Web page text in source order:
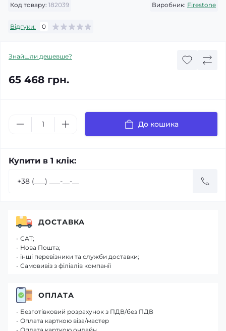
Код товару: 182039 Виробник: Firestone
Відгуки: 0
Знайшли дешевше?
65 468 грн.
До кошика
Купити в 1 клік:
ДОСТАВКА
- САТ;
- Нова Пошта;
- інші перевізники та служби доставки;
- Самовивіз з філіалів компанії
ОПЛАТА
- Безготівковий розрахунок з ПДВ/без ПДВ
- Оплата карткою віза/мастер